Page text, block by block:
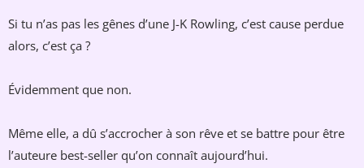
Si tu n’as pas les gênes d’une J-K Rowling, c’est cause perdue
alors, c’est ça ?
Évidemment que non.
Même elle, a dû s’accrocher à son rêve et se battre pour être
l’auteure best-seller qu’on connaît aujourd’hui.